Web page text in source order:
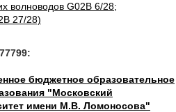
волноводов G02B 6/28;
27/28)
бюджетное образовательное
"Московский
имени М.В. Ломоносова"